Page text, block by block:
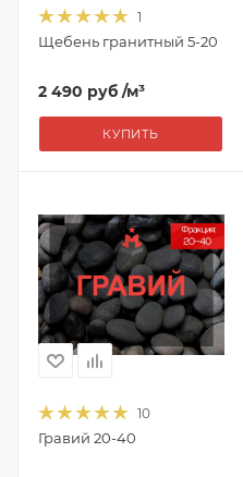
1
Щебень гранитный 5-20
2 490 руб /м³
КУПИТЬ
10
Гравий 20-40